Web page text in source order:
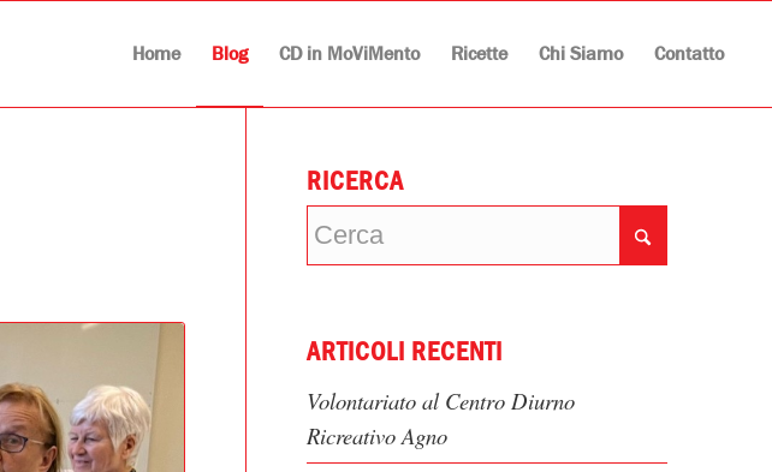
Home Blog CD in MoViMento Ricette Chi Siamo Contatto
RICERCA
ARTICOLI RECENTI
Volontariato al Centro Diurno
Ricreativo Agno